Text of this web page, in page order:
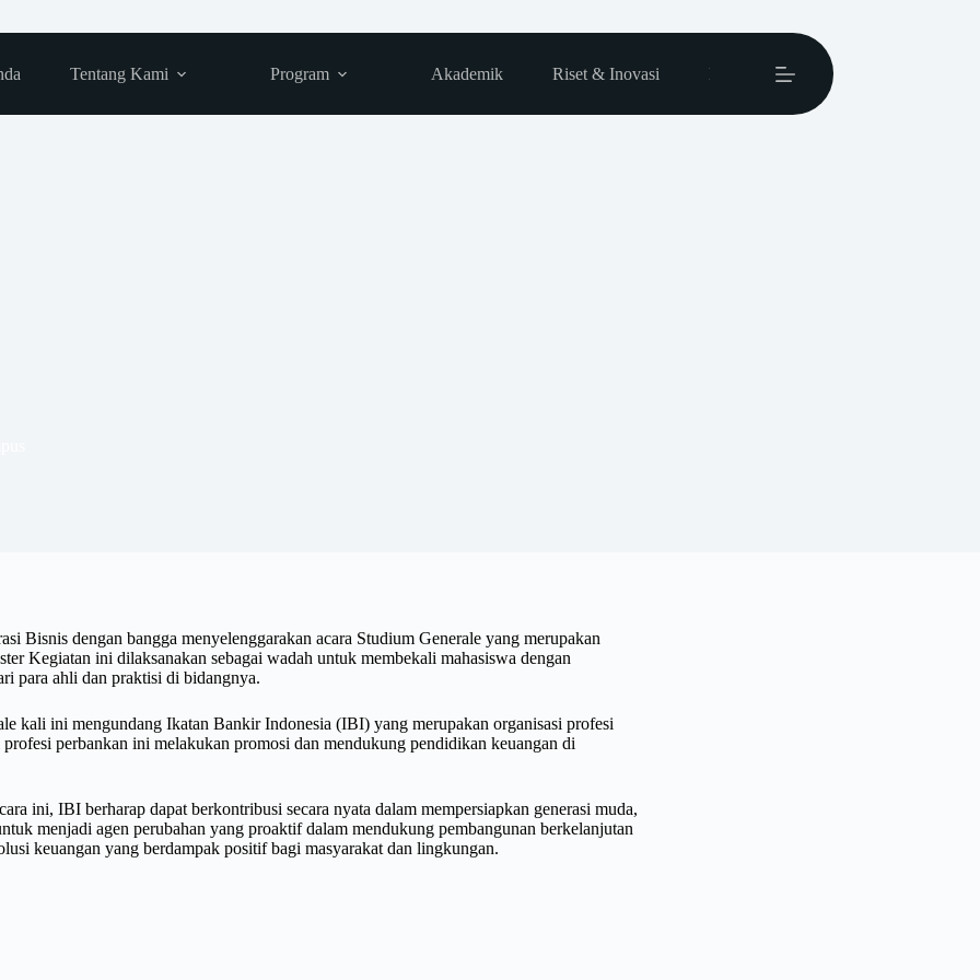
Tentang Kami Program Akademik Riset & Inovasi Mahasiswa & Alumni
Bisnis dengan bangga menyelenggarakan acara Studium Generale yang merupakan
Kegiatan ini dilaksanakan sebagai wadah untuk membekali mahasiswa dengan
para ahli dan praktisi di bidangnya.
kali ini mengundang Ikatan Bankir Indonesia (IBI) yang merupakan organisasi profesi
perbankan ini melakukan promosi dan mendukung pendidikan keuangan di
ini, IBI berharap dapat berkontribusi secara nyata dalam mempersiapkan generasi muda,
menjadi agen perubahan yang proaktif dalam mendukung pembangunan berkelanjutan
keuangan yang berdampak positif bagi masyarakat dan lingkungan.